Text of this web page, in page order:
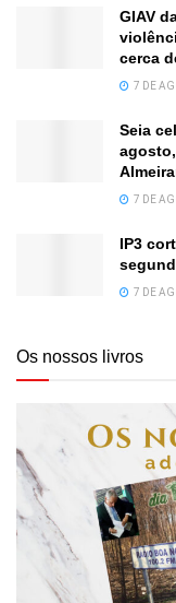
GIAV
cerca
7 DE
Seia
7 DE
IP3
7 DE
Os nossos livros